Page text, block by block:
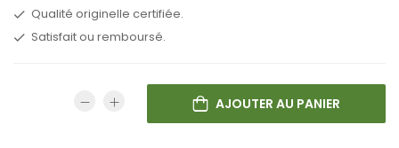
Qualité originelle certifiée.
Satisfait ou remboursé.
AJOUTER AU PANIER